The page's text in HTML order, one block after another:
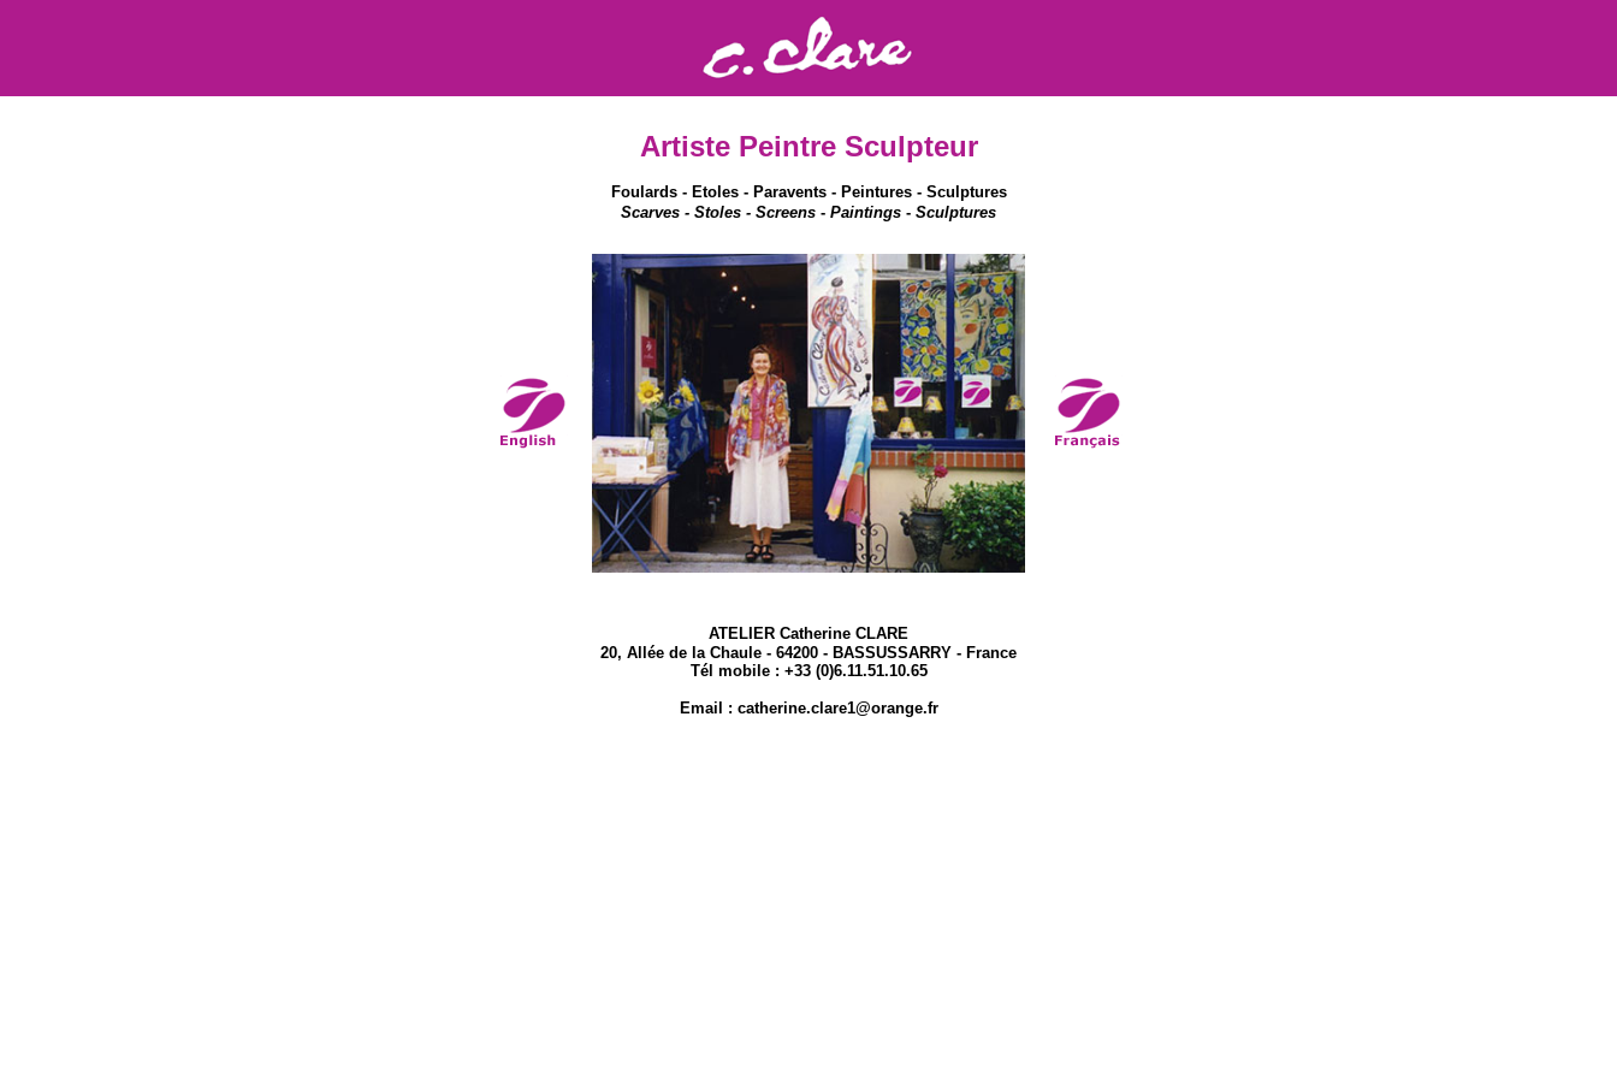
Artiste Peintre Sculpteur
Foulards - Etoles - Paravents - Peintures - Sculptures
Scarves - Stoles - Screens - Paintings - Sculptures
ATELIER Catherine CLARE
20, Allée de la Chaule - 64200 - BASSUSSARRY - France
Tél mobile : +33 (0)6.11.51.10.65
Email : catherine.clare1@orange.fr